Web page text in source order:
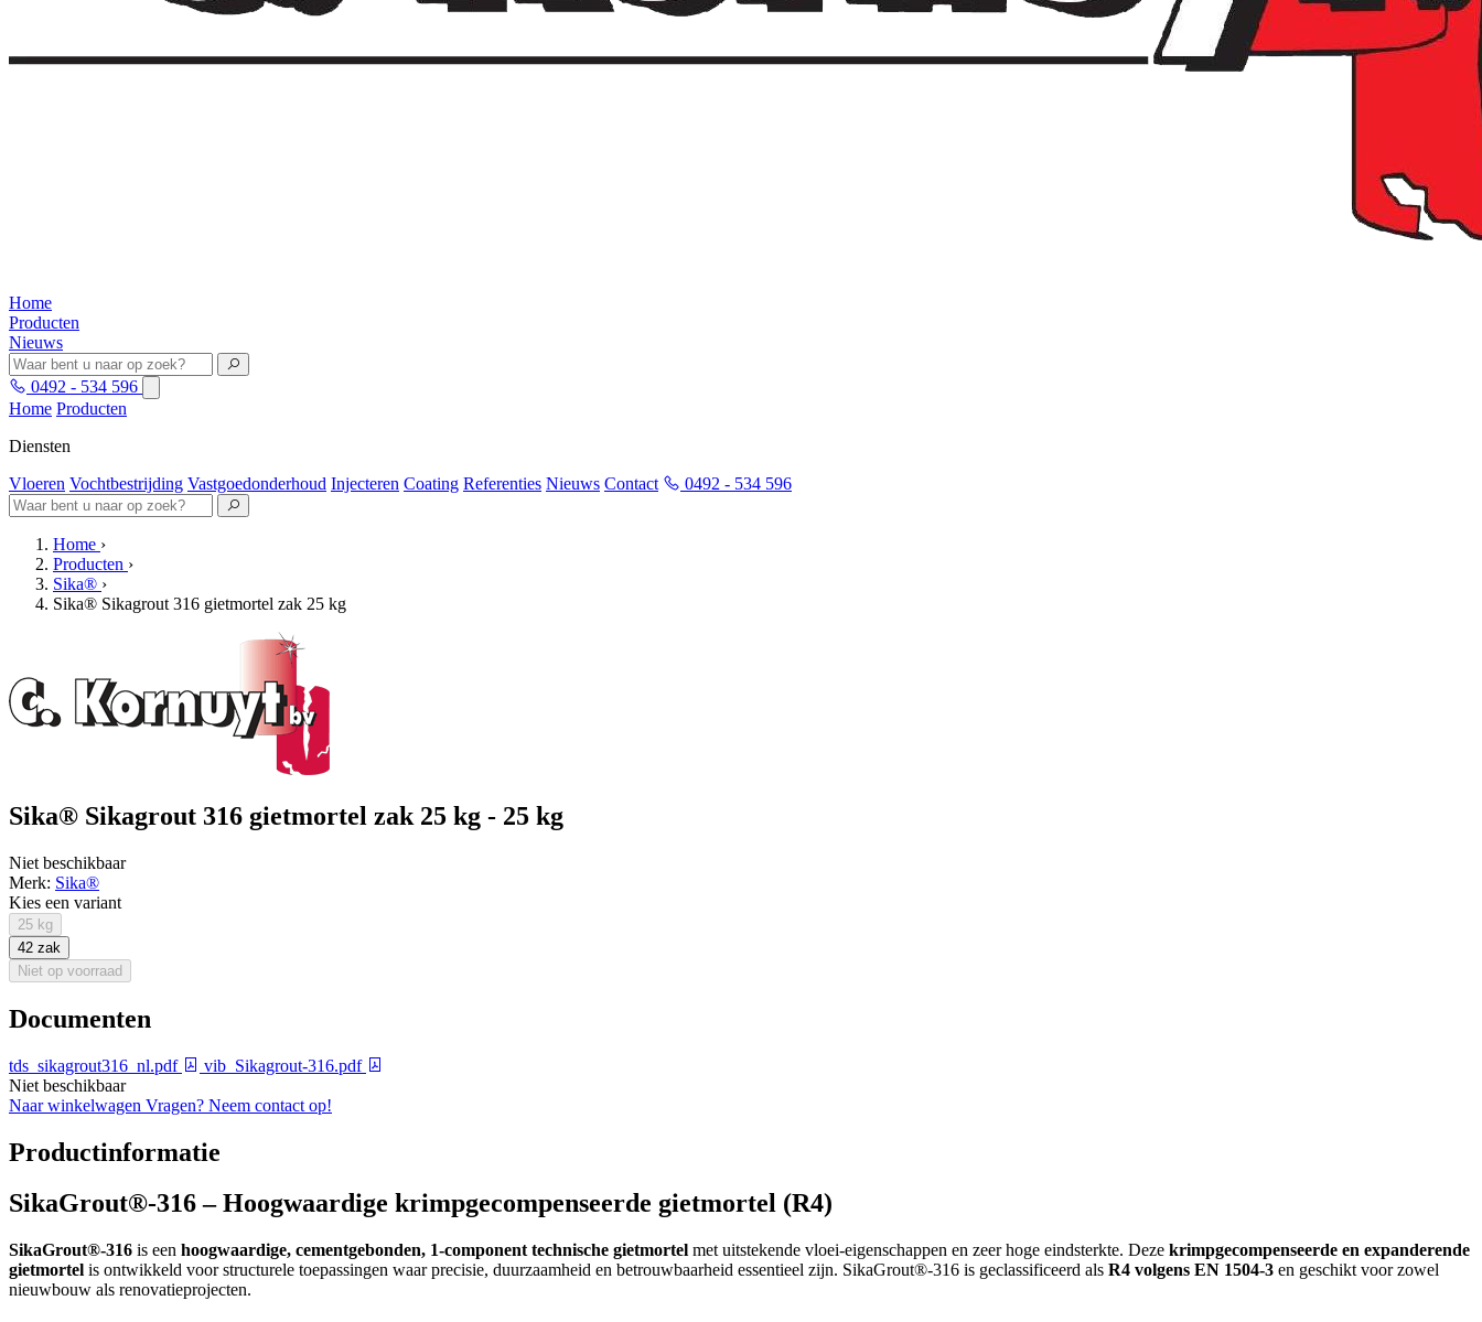
Home
Producten
Nieuws
0492 - 534 596
Home Producten
Diensten
Vloeren Vochtbestrijding Vastgoedonderhoud Injecteren Coating Referenties Nieuws Contact 0492 - 534 596
Home ›
Producten ›
Sika® ›
Sika® Sikagrout 316 gietmortel zak 25 kg
Sika® Sikagrout 316 gietmortel zak 25 kg - 25 kg
Niet beschikbaar
Merk: Sika®
Kies een variant
25 kg
42 zak
Niet op voorraad
Documenten
tds_sikagrout316_nl.pdf
vib_Sikagrout-316.pdf
Niet beschikbaar
Naar winkelwagen Vragen? Neem contact op!
Productinformatie
SikaGrout®-316 – Hoogwaardige krimpgecompenseerde gietmortel (R4)
SikaGrout®-316 is een hoogwaardige, cementgebonden, 1-component technische gietmortel met uitstekende vloei-eigenschappen en zeer hoge eindsterkte. Deze krimpgecompenseerde en expanderende
gietmortel is ontwikkeld voor structurele toepassingen waar precisie, duurzaamheid en betrouwbaarheid essentieel zijn. SikaGrout®-316 is geclassificeerd als R4 volgens EN 1504-3 en geschikt voor zowel
nieuwbouw als renovatieprojecten.